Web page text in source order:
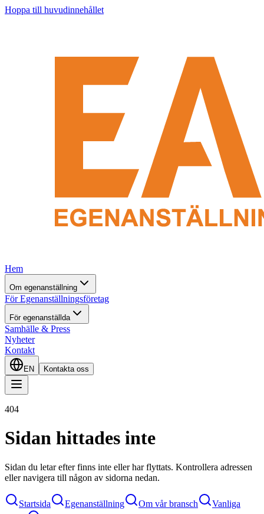
Hoppa till huvudinnehållet
Hem
Om egenanställning
För Egenanställningsföretag
För egenanställda
Samhälle & Press
Nyheter
Kontakt
EN Kontakta oss
404
Sidan hittades inte
Sidan du letar efter finns inte eller har flyttats. Kontrollera adressen
eller navigera till någon av sidorna nedan.
Startsida Egenanställning Om vår bransch
Vanliga